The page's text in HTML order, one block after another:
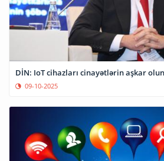
DİN: IoT cihazları cinayətlərin aşkar
09-10-2025